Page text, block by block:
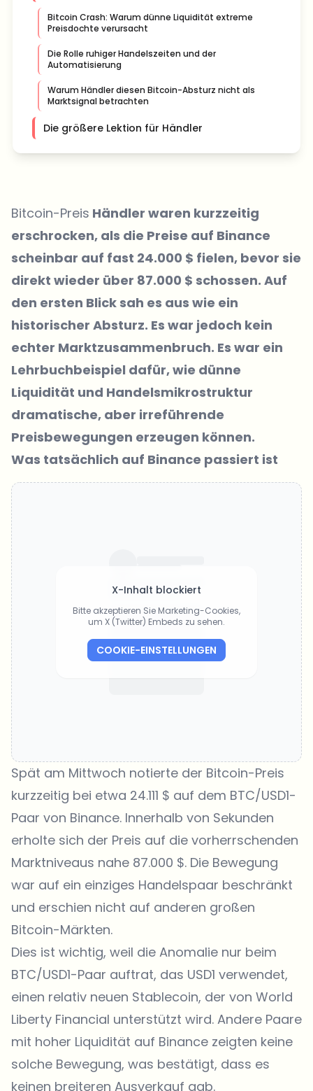
Bitcoin Crash: Warum dünne Liquidität extreme
Preisdochte verursacht
Die Rolle ruhiger Handelszeiten und der
Automatisierung
Warum Händler diesen Bitcoin-Absturz nicht als
Marktsignal betrachten
Die größere Lektion für Händler
Bitcoin-Preis Händler waren kurzzeitig
erschrocken, als die Preise auf Binance
scheinbar auf fast 24.000 $ fielen, bevor sie
direkt wieder über 87.000 $ schossen. Auf
den ersten Blick sah es aus wie ein
historischer Absturz. Es war jedoch kein
echter Marktzusammenbruch. Es war ein
Lehrbuchbeispiel dafür, wie dünne
Liquidität und Handelsmikrostruktur
dramatische, aber irreführende
Preisbewegungen erzeugen können.
Was tatsächlich auf Binance passiert ist
X-Inhalt blockiert
Bitte akzeptieren Sie Marketing-Cookies,
um X (Twitter) Embeds zu sehen.
COOKIE-EINSTELLUNGEN
Spät am Mittwoch notierte der Bitcoin-Preis
kurzzeitig bei etwa 24.111 $ auf dem BTC/USD1-
Paar von Binance. Innerhalb von Sekunden
erholte sich der Preis auf die vorherrschenden
Marktniveaus nahe 87.000 $. Die Bewegung
war auf ein einziges Handelspaar beschränkt
und erschien nicht auf anderen großen
Bitcoin-Märkten.
Dies ist wichtig, weil die Anomalie nur beim
BTC/USD1-Paar auftrat, das USD1 verwendet,
einen relativ neuen Stablecoin, der von World
Liberty Financial unterstützt wird. Andere Paare
mit hoher Liquidität auf Binance zeigten keine
solche Bewegung, was bestätigt, dass es
keinen breiteren Ausverkauf gab.